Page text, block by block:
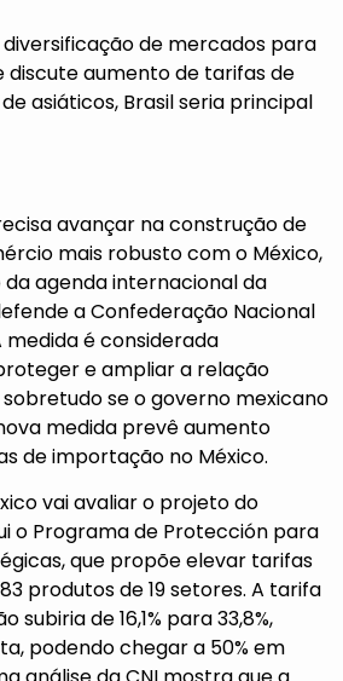
de mercados para
discute aumento de tarifas de
asiáticos, Brasil seria principal
avançar na construção de
mais robusto com o México,
agenda internacional da
aConfederação Nacional
medida é considerada
e ampliar a relação
se o governo mexicano
medida prevê aumento
de importação no México.
vai avaliar o projeto do
o Programa de Protección para
que propõe elevar tarifas
produtos de 19 setores. A tarifa
de 16,1% para 33,8%,
podendo chegar a 50% em